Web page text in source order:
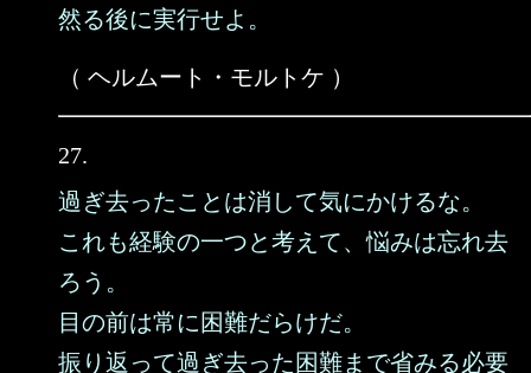
然る後に実行せよ。
（ ヘルムート・モルトケ ）
27.
過ぎ去ったことは消して気にかけるな。
これも経験の一つと考えて、悩みは忘れ去
ろう。
目の前は常に困難だらけだ。
振り返って過ぎ去った困難まで省みる必要